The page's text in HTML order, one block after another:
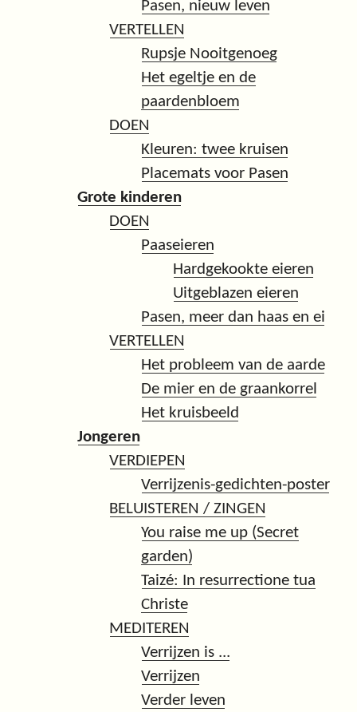
Pasen, nieuw leven
VERTELLEN
Rupsje Nooitgenoeg
Het egeltje en de
paardenbloem
DOEN
Kleuren: twee kruisen
Placemats voor Pasen
Grote kinderen
DOEN
Paaseieren
Hardgekookte eieren
Uitgeblazen eieren
Pasen, meer dan haas en ei
VERTELLEN
Het probleem van de aarde
De mier en de graankorrel
Het kruisbeeld
Jongeren
VERDIEPEN
Verrijzenis-gedichten-poster
BELUISTEREN / ZINGEN
You raise me up (Secret
garden)
Taizé: In resurrectione tua
Christe
MEDITEREN
Verrijzen is ...
Verrijzen
Verder leven